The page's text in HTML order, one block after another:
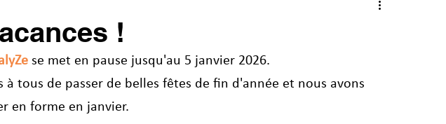
!
se met en pause jusqu'au 5 janvier 2026.
à tous de passer de belles fêtes de fin d'année et nous avons
en forme en janvier.